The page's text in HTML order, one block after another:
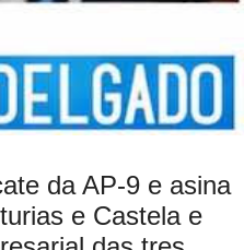
da AP-9 e asina
e Castela e